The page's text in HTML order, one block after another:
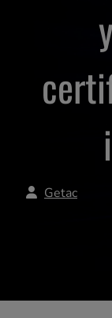
Getac